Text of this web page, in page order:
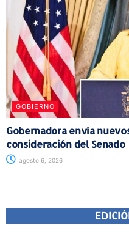
GOBIERNO
Gobernadora envía
consideración del Senado
agosto 6, 2026